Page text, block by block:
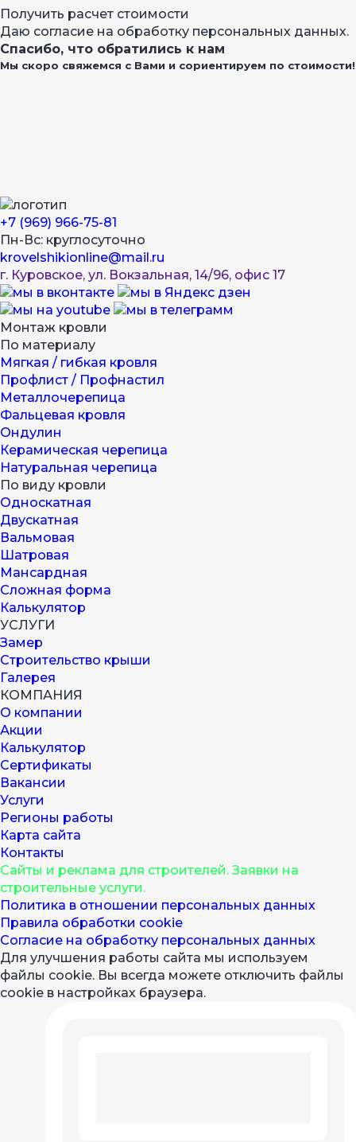
Получить расчет стоимости
Даю согласие на обработку персональных данных.
Спасибо, что обратились к нам
Мы скоро свяжемся с Вами и сориентируем по стоимости!
+7 (969) 966-75-81
Пн-Вс: круглосуточно
krovelshikionline@mail.ru
г. Куровское, ул. Вокзальная, 14/96, офис 17
Монтаж кровли
По материалу
Мягкая / гибкая кровля
Профлист / Профнастил
Металлочерепица
Фальцевая кровля
Ондулин
Керамическая черепица
Натуральная черепица
По виду кровли
Односкатная
Двускатная
Вальмовая
Шатровая
Мансардная
Сложная форма
Калькулятор
УСЛУГИ
Замер
Строительство крыши
Галерея
КОМПАНИЯ
О компании
Акции
Калькулятор
Сертификаты
Вакансии
Услуги
Регионы работы
Карта сайта
Контакты
Cайты и реклама для строителей. Заявки на
строительные услуги.
Политика в отношении персональных данных
Правила обработки cookie
Согласие на обработку персональных данных
Для улучшения работы сайта мы используем
файлы cookie. Вы всегда можете отключить файлы
cookie в настройках браузера.